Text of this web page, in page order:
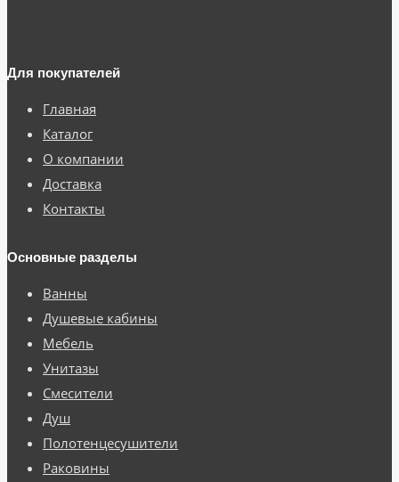
Для покупателей
Главная
Каталог
О компании
Доставка
Контакты
Основные разделы
Ванны
Душевые кабины
Мебель
Унитазы
Смесители
Душ
Полотенцесушители
Раковины